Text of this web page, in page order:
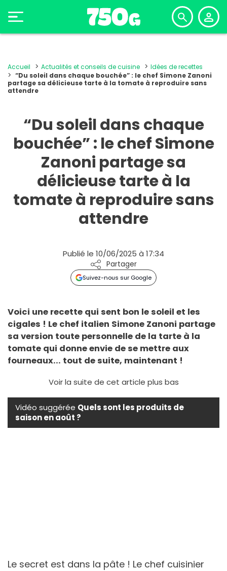
Accueil Actualités et conseils de cuisine
Idées de recettes
“Du soleil dans chaque bouchée” : le chef Simone Zanoni
partage sa délicieuse tarte à la tomate à reproduire sans
attendre
“Du soleil dans chaque
bouchée” : le chef Simone
Zanoni partage sa
délicieuse tarte à la
tomate à reproduire sans
attendre
Publié le 10/06/2025 à 17:34
Partager
Suivez-nous sur Google
Voici une recette qui sent bon le soleil et les
cigales ! Le chef italien Simone Zanoni partage
sa version toute personnelle de la tarte à la
tomate qui donne envie de se mettre aux
fourneaux... tout de suite, maintenant !
Voir la suite de cet article plus bas
Vidéo suggérée Quels sont les produits de
saison en août ?
Le secret est dans la pâte ! Le chef cuisinier